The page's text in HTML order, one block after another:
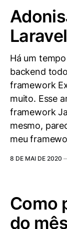
Laravel
Há um
backend
framework
muito. Esse
framework
mesmo,
meu
8 DE MAI DE 2020
Como
do